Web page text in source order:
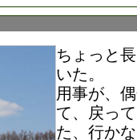
ちょっと
いた。
用事が、
て、戻っ
た、行か